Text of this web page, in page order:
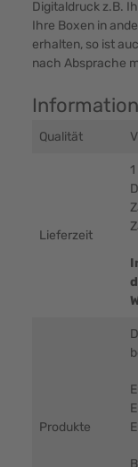
Digitaldruck z.B.
Ihre Boxen in
erhalten, so ist
nach Absprache
Qualität
Lieferzeit
Produkte